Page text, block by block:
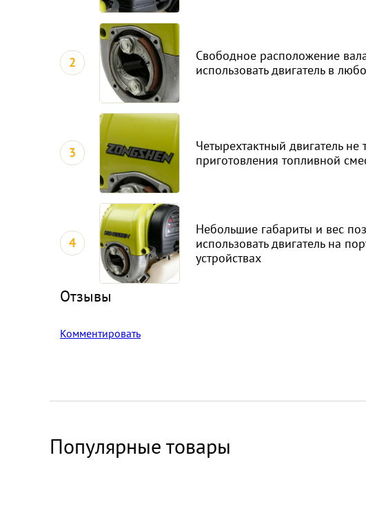
2
Свободное расположение
использовать двигатель в
3
Четырехтактный двигатель не
приготовления топливной
4
Небольшие габариты и вес
использовать двигатель на
устройствах
Отзывы
Комментировать
Популярные товары